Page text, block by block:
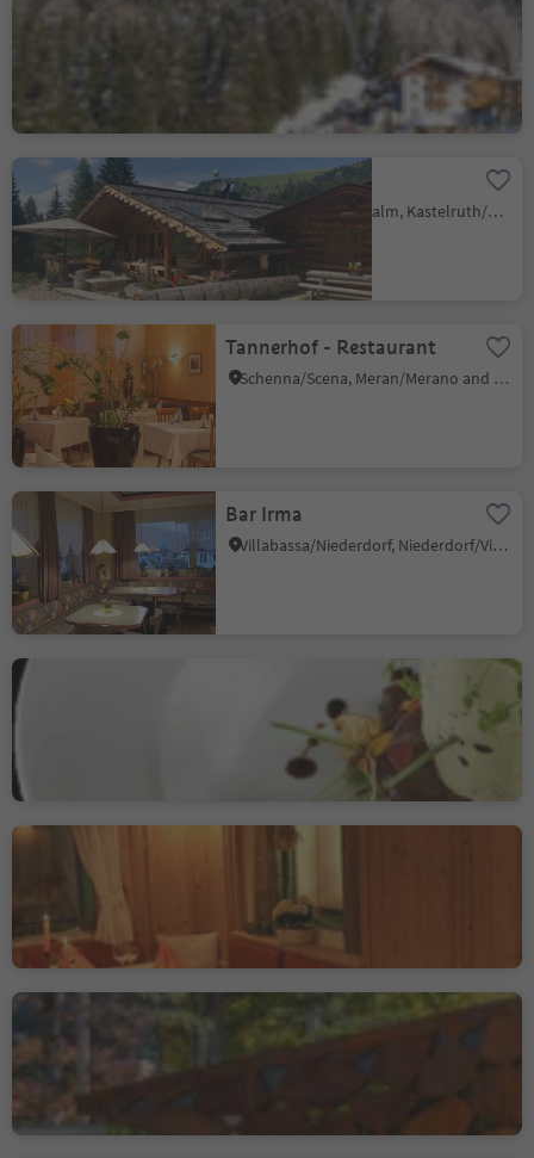
Good Life Hotel Zirm
Olmstodl
Alpe di Siusi/Seiseralm, Kastelruth/Castelrotto, Dolomites Region Seiser Alm
Tannerhof - Restaurant
Schenna/Scena, Meran/Merano and environs
Bar Irma
Villabassa/Niederdorf, Niederdorf/Villabassa, Dolomites Region 3 Zinnen
Restaurant Grüner
Brix 0.1 Foodparc Brixen